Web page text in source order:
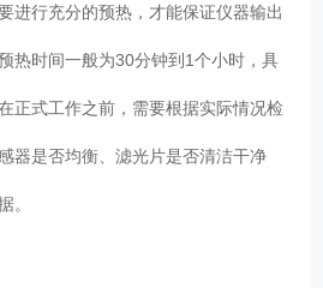
进行充分的预热，才能保证仪器输出
热时间一般为30分钟到1个小时，具
正式工作之前，需要根据实际情况检
器是否均衡、滤光片是否清洁干净
。